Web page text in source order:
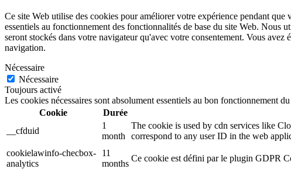
Ce site Web utilise des cookies pour améliorer votre expérience pendant
essentiels au fonctionnement des fonctionnalités de base du site Web. Nous
seront stockés dans votre navigateur qu'avec votre consentement. Vous
navigation.
Nécessaire
Nécessaire
Toujours activé
Les cookies nécessaires sont absolument essentiels au bon fonctionnement
Cookie
Durée
__cfduid
1
month
The cookie is used by cdn services like
correspond to any user ID in the web
cookielawinfo-checbox-
analytics
11
months
Ce cookie est défini par le plugin GDPR